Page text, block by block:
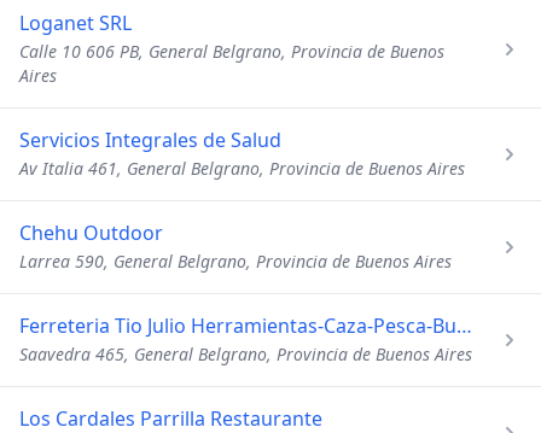
Loganet SRL
Calle 10 606 PB, General Belgrano, Provincia de Buenos
Aires
Servicios Integrales de Salud
Av Italia 461, General Belgrano, Provincia de Buenos Aires
Chehu Outdoor
Larrea 590, General Belgrano, Provincia de Buenos Aires
Ferreteria Tio Julio Herramientas-Caza-Pesca-Bulones
Saavedra 465, General Belgrano, Provincia de Buenos Aires
Los Cardales Parrilla Restaurante